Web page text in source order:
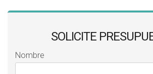
SOLICITE
Nombre